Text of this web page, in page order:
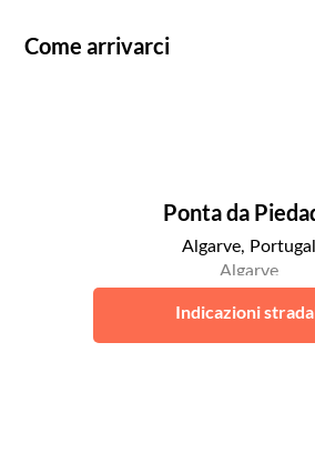
Come arrivarci
Ponta da
Algarve, Portugal
Algarve
Indicazioni